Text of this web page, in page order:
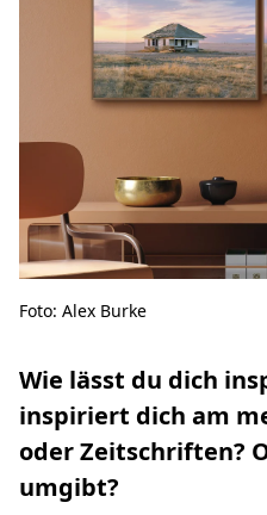
Foto: Alex Burke
Wie lässt du dich
inspiriert dich am
oder Zeitschriften?
umgibt?